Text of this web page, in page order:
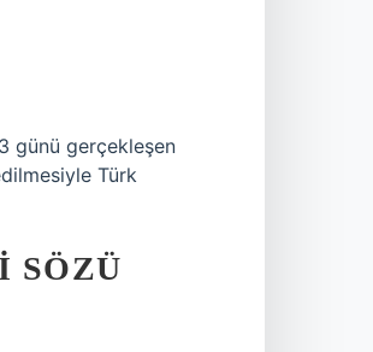
günü gerçekleşen
Türk
SÖZÜ